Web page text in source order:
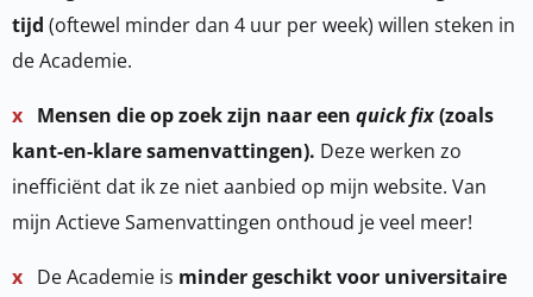
tijd (oftewel minder dan 4 uur per week) willen steken in
de Academie.
x Mensen die op zoek zijn naar een quick fix(zoals
kant-en-klare samenvattingen). Deze werken zo
inefficiënt dat ik ze niet aanbied op mijn website. Van
mijn Actieve Samenvattingen onthoud je veel meer!
x De Academie is minder geschikt voor universitaire